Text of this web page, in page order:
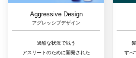
Aggressive Design
アグレッシブデザイン
過酷な状況で戦う
アスリートのために開発された
すべ